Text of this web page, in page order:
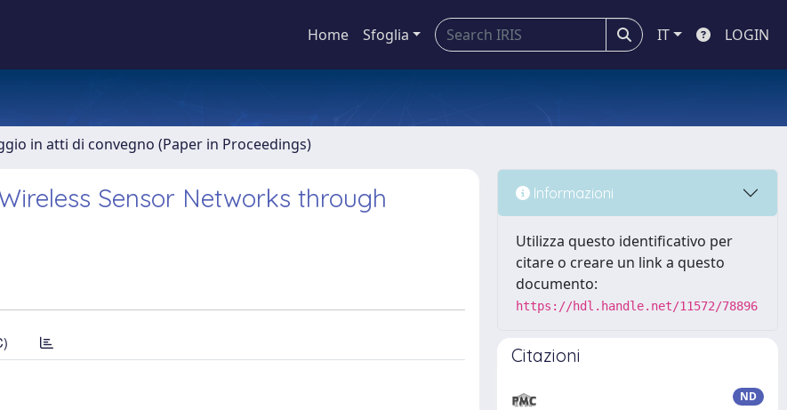
Home Sfoglia IT LOGIN
in atti di convegno (Paper in Proceedings)
Sensor Networks through
Informazioni
Utilizza questo identificativo per
citare o creare un link a questo
documento:
https://hdl.handle.net/11572/78896
Citazioni
ND